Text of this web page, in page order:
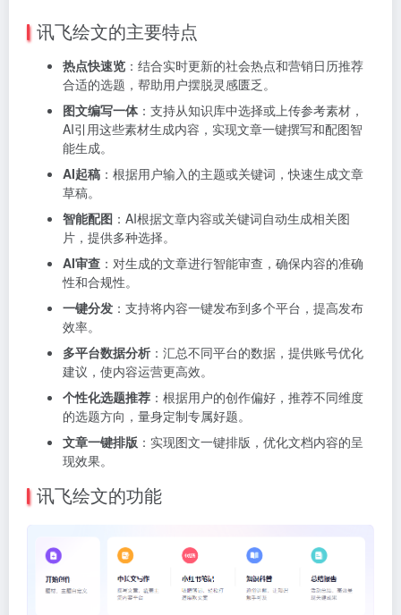
讯飞绘文的主要特点
热点快速览 ：结合实时更新的社会热点和营销日历推荐
合适的选题，帮助用户摆脱灵感匮乏。
图文编写一体：支持从知识库中选择或上传参考素材，
AI引用这些素材生成内容，实现文章一键撰写和配图智
能生成。
AI起稿 ：根据用户输入的主题或关键词，快速生成文章
草稿。
智能配图 ：AI根据文章内容或关键词自动生成相关图
片，提供多种选择。
AI审查 ：对生成的文章进行智能审查，确保内容的准确
性和合规性。
一键分发 ：支持将内容一键发布到多个平台，提高发布
效率。
多平台数据分析 ：汇总不同平台的数据，提供账号优化
建议，使内容运营更高效。
个性化选题推荐 ：根据用户的创作偏好，推荐不同维度
的选题方向，量身定制专属好题。
文章一键排版 ：实现图文一键排版，优化文档内容的呈
现效果。
讯飞绘文的功能